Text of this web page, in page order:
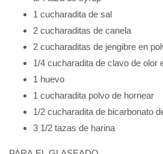
1 cucharadita de sal
2 cucharaditas de canela
2 cucharaditas de jengibre en
1/4 cucharadita de clavo de olor
1 huevo
1 cucharadita polvo de hornear
1/2 cucharadita de bicarbonato
3 1/2 tazas de harina